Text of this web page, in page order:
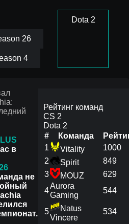
26
4
Dota 2
в
не
Рейтинг команд
CS 2
Dota 2
#
Команда
1
Vitality
1000
2
Spirit
849
3
MOUZ
629
4
Aurora
Gaming
544
5
Natus
Vincere
534